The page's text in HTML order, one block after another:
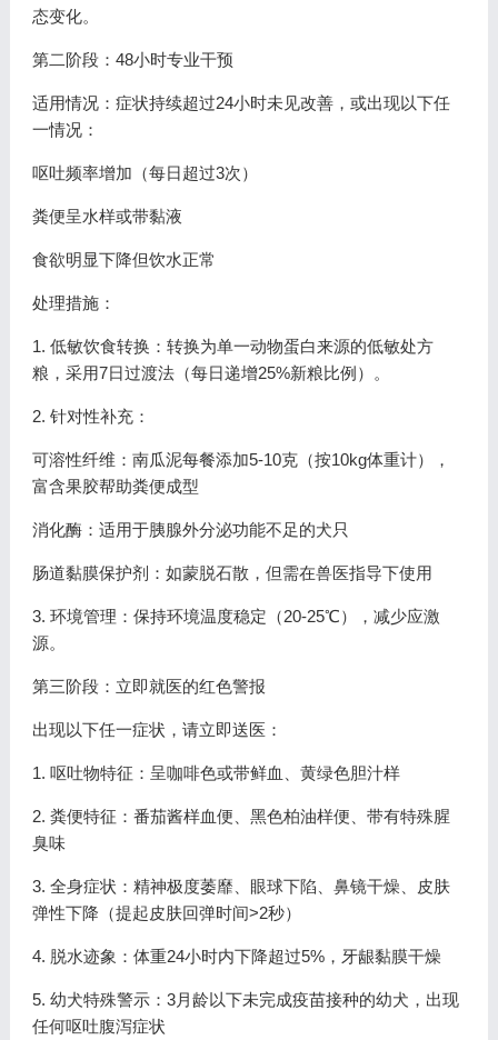
态变化。
第二阶段：48小时专业干预
适用情况：症状持续超过24小时未见改善，或出现以下任
一情况：
呕吐频率增加（每日超过3次）
粪便呈水样或带黏液
食欲明显下降但饮水正常
处理措施：
1. 低敏饮食转换：转换为单一动物蛋白来源的低敏处方
粮，采用7日过渡法（每日递增25%新粮比例）。
2. 针对性补充：
可溶性纤维：南瓜泥每餐添加5-10克（按10kg体重计），
富含果胶帮助粪便成型
消化酶：适用于胰腺外分泌功能不足的犬只
肠道黏膜保护剂：如蒙脱石散，但需在兽医指导下使用
3. 环境管理：保持环境温度稳定（20-25℃），减少应激
源。
第三阶段：立即就医的红色警报
出现以下任一症状，请立即送医：
1. 呕吐物特征：呈咖啡色或带鲜血、黄绿色胆汁样
2. 粪便特征：番茄酱样血便、黑色柏油样便、带有特殊腥
臭味
3. 全身症状：精神极度萎靡、眼球下陷、鼻镜干燥、皮肤
弹性下降（提起皮肤回弹时间>2秒）
4. 脱水迹象：体重24小时内下降超过5%，牙龈黏膜干燥
5. 幼犬特殊警示：3月龄以下未完成疫苗接种的幼犬，出现
任何呕吐腹泻症状